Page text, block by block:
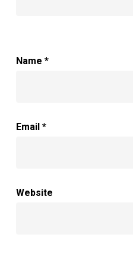
Name *
Email *
Website